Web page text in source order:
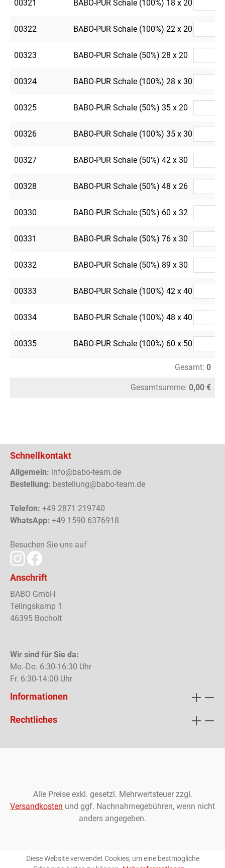
00321 BABO-PUR Schale (100%) 18 x 20
00322 BABO-PUR Schale (100%) 22 x 20
00323 BABO-PUR Schale (50%) 28 x 20
00324 BABO-PUR Schale (100%) 28 x 30
00325 BABO-PUR Schale (50%) 35 x 20
00326 BABO-PUR Schale (100%) 35 x 30
00327 BABO-PUR Schale (50%) 42 x 30
00328 BABO-PUR Schale (50%) 48 x 26
00330 BABO-PUR Schale (50%) 60 x 32
00331 BABO-PUR Schale (50%) 76 x 30
00332 BABO-PUR Schale (50%) 89 x 30
00333 BABO-PUR Schale (100%) 42 x 40
00334 BABO-PUR Schale (100%) 48 x 40
00335 BABO-PUR Schale (100%) 60 x 50
Gesamt: 0
Gesamtsumme: 0,00 €
Schnellkontakt
Allgemein: info@babo-team.de
Bestellung: bestellung@babo-team.de
Telefon: +49 2871 219740
WhatsApp: +49 1590 6376918
Besuchen Sie uns auf
Anschrift
BABO GmbH
Telingskamp 1
46395 Bocholt
Wir sind für Sie da:
Mo.-Do. 6:30-16:30 Uhr
Fr. 6:30-14:00 Uhr
Informationen
Rechtliches
Alle Preise exkl. gesetzl. Mehrwertsteuer zzgl.
Versandkosten und ggf. Nachnahmegebühren, wenn nicht
anders angegeben.
Diese Website verwendet Cookies, um eine bestmögliche